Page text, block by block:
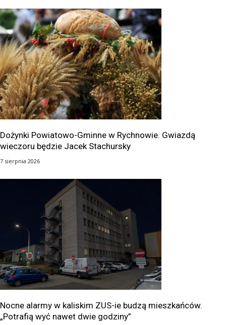
Dożynki Powiatowo-Gminne w Rychnowie. Gwiazdą
wieczoru będzie Jacek Stachursky
7 sierpnia 2026
Nocne alarmy w kaliskim ZUS-ie budzą mieszkańców.
„Potrafią wyć nawet dwie godziny”